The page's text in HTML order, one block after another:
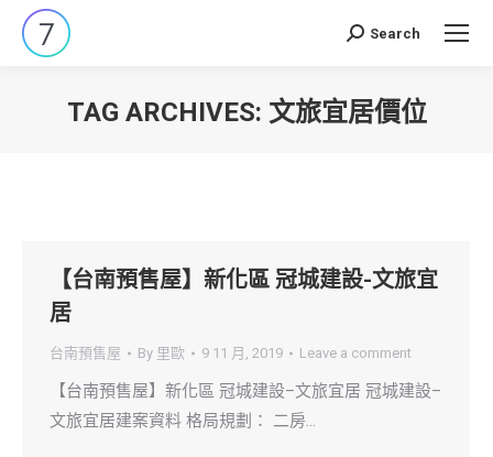
Search:
Search
TAG ARCHIVES: 文旅宜居價位
【台南預售屋】新化區 冠城建設-文旅宜
居
台南預售屋 By 里歐 9 11 月, 2019 Leave a comment
【台南預售屋】新化區 冠城建設–文旅宜居 冠城建設–
文旅宜居建案資料 格局規劃： 二房…